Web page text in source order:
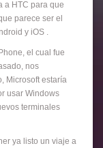
a HTC para que
parece ser el
y iOS .
el cual fue
nos
Microsoft estaría
usar Windows
terminales
ya listo un viaje a